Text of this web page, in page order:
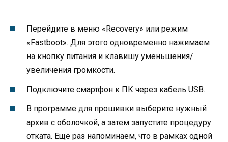
Перейдите в меню «Recovery» или режим
«Fastboot». Для этого одновременно нажимаем
на кнопку питания и клавишу уменьшения/
увеличения громкости.
Подключите смартфон к ПК через кабель USB.
В программе для прошивки выберите нужный
архив с оболочкой, а затем запустите процедуру
отката. Ещё раз напоминаем, что в рамках одной